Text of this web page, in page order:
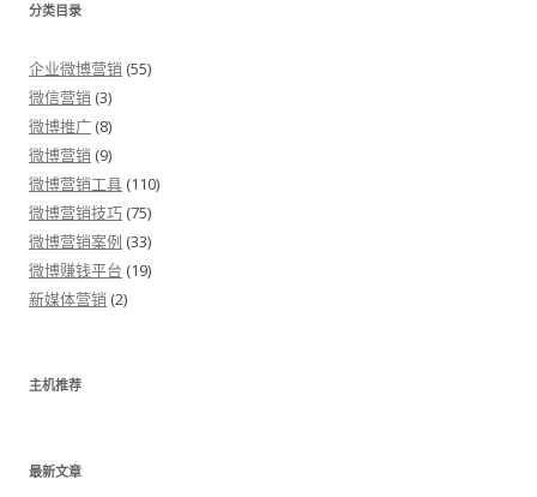
分类目录
企业微博营销 (55)
微信营销 (3)
微博推广 (8)
微博营销 (9)
微博营销工具 (110)
微博营销技巧 (75)
微博营销案例 (33)
微博赚钱平台 (19)
新媒体营销 (2)
主机推荐
最新文章